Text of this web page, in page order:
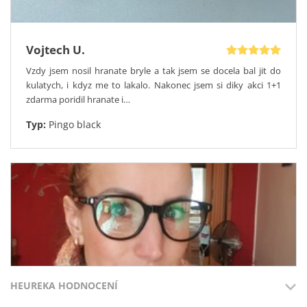
Vojtech U.
Vzdy jsem nosil hranate bryle a tak jsem se docela bal jit do
kulatych, i kdyz me to lakalo. Nakonec jsem si diky akci 1+1
zdarma poridil hranate i…
Typ: Pingo black
HEUREKA HODNOCENÍ